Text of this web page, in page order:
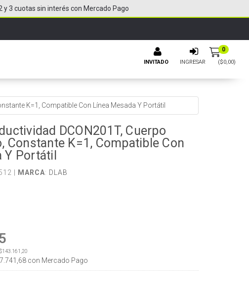
INVITADO INGRESAR
0
($0,00)
y 3 cuotas sin interés con Mercado Pago
K=1, Compatible Con Línea Mesada Y Portátil
DCON201T, Cuerpo
Constante K=1, Compatible Con
Y Portátil
| MARCA: DLAB
$143.161,20
con Mercado Pago